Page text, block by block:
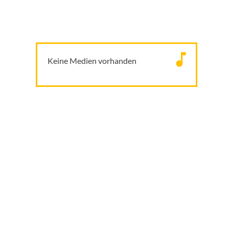
Keine Medien vorhanden